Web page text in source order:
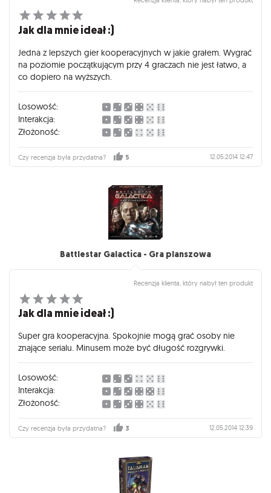
Jak dla mnie ideał :)
Jedna z lepszych gier kooperacyjnych w jakie grałem. Wygrać
na poziomie początkującym przy 4 graczach nie jest łatwo, a
co dopiero na wyższych.
Losowość:
Interakcja:
Złożoność:
Czy recenzja była przydatna? 5 12.05.2014 12:47
Battlestar Galactica - Gra planszowa
Recenzja klienta, który nabył ten produkt
Jak dla mnie ideał :)
Super gra kooperacyjna. Spokojnie mogą grać osoby nie
znające serialu. Minusem może być długość rozgrywki.
Losowość:
Interakcja:
Złożoność:
Czy recenzja była przydatna? 3 12.05.2014 12:39